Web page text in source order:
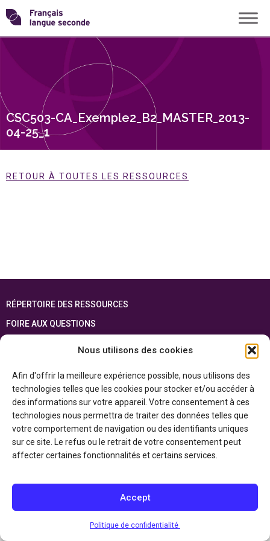
Nous utilisons des cookies
Afin d'offrir la meilleure expérience possible, nous utilisons des
technologies telles que les cookies pour stocker et/ou accéder à
des informations sur votre appareil. Votre consentement à ces
technologies nous permettra de traiter des données telles que
votre comportement de navigation ou des identifiants uniques
sur ce site. Le refus ou le retrait de votre consentement peut
affecter certaines fonctionnalités et certains services.
Accept
Politique de confidentialité
Skip
to
content
Transformons
langue
CSC503-CA_Exemple2_B2_MASTER_2013-
04-25_1
RETOUR À TOUTES LES RESSOURCES
RÉPERTOIRE DES RESSOURCES
FOIRE AUX QUESTIONS
Cette ressource est réalisée grâce au soutien financier du gouvernement de
l’Ontario et du gouvernement du Canada par l’entremise du ministère du
Patrimoine canadien
Politique de confidentialité